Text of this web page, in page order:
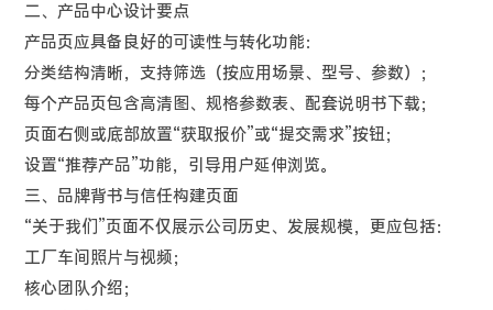
二、产品中心设计要点
产品页应具备良好的可读性与转化功能：
分类结构清晰，支持筛选（按应用场景、型号、参数）；
每个产品页包含高清图、规格参数表、配套说明书下载；
页面右侧或底部放置“获取报价”或“提交需求”按钮；
设置“推荐产品”功能，引导用户延伸浏览。
三、品牌背书与信任构建页面
“关于我们”页面不仅展示公司历史、发展规模，更应包括：
工厂车间照片与视频；
核心团队介绍；